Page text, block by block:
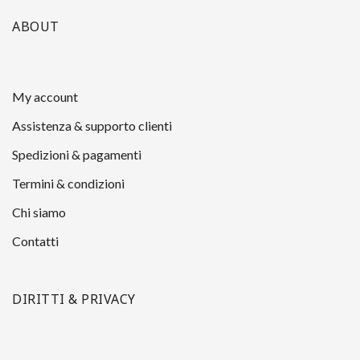
ABOUT
My account
Assistenza & supporto clienti
Spedizioni & pagamenti
Termini & condizioni
Chi siamo
Contatti
DIRITTI & PRIVACY